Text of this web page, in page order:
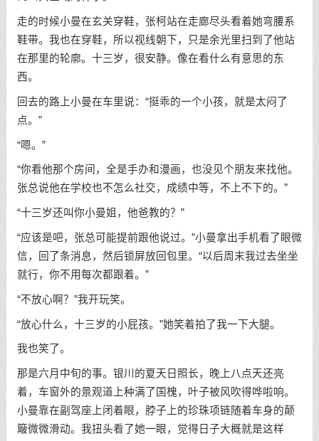
走的时候小曼在玄关穿鞋，张柯站在走廊尽头看着她弯腰系
鞋带。我也在穿鞋，所以视线朝下，只是余光里扫到了他站
在那里的轮廓。十三岁，很安静。像在看什么有意思的东
西。
回去的路上小曼在车里说：“挺乖的一个小孩，就是太闷了
点。”
“嗯。”
“你看他那个房间，全是手办和漫画，也没见个朋友来找他。
张总说他在学校也不怎么社交，成绩中等，不上不下的。”
“十三岁还叫你小曼姐，他爸教的？”
“应该是吧，张总可能提前跟他说过。”小曼拿出手机看了眼微
信，回了条消息，然后锁屏放回包里。“以后周末我过去坐坐
就行，你不用每次都跟着。”
“不放心啊？”我开玩笑。
“放心什么，十三岁的小屁孩。”她笑着拍了我一下大腿。
我也笑了。
那是六月中旬的事。银川的夏天日照长，晚上八点天还亮
着，车窗外的景观道上种满了国槐，叶子被风吹得哗啦响。
小曼靠在副驾座上闭着眼，脖子上的珍珠项链随着车身的颠
簸微微滑动。我扭头看了她一眼，觉得日子大概就是这样